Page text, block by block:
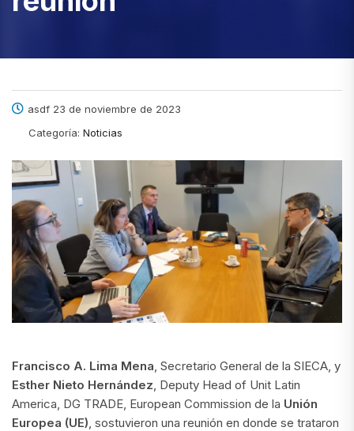
asdf 23 de noviembre de 2023
Categoría: Noticias
Francisco A. Lima Mena , Secretario General de la SIECA, y
Esther Nieto Hernández , Deputy Head of Unit Latin
America, DG TRADE, European Commission de la Unión
Europea (UE) , sostuvieron una reunión en donde se trataron